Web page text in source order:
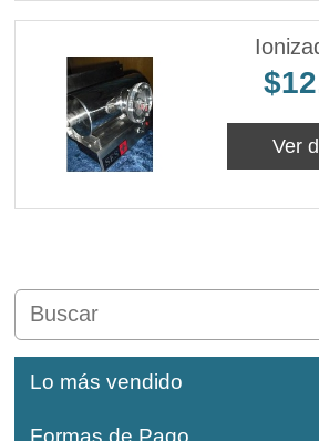
Ver
Lo más vendido
Formas de Pago